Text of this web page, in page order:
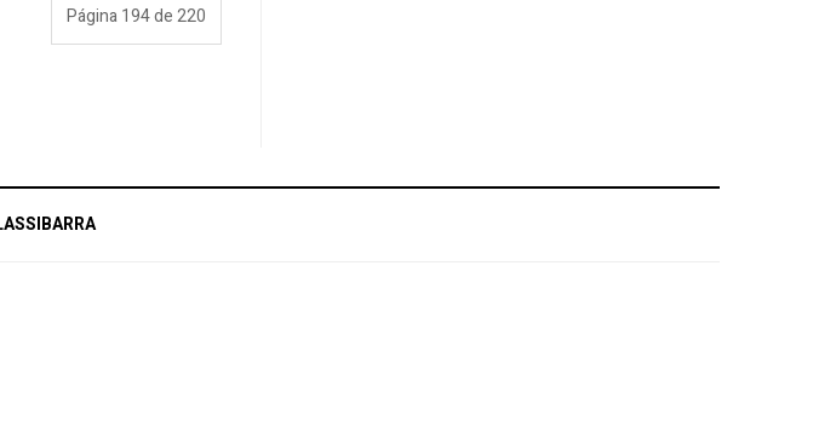
Página 194 de 220